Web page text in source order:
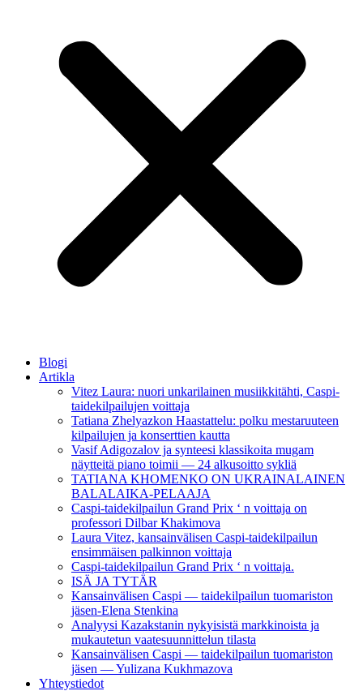
Blogi
Artikla
Vitez Laura: nuori unkarilainen musiikkitähti, Caspi-
taidekilpailujen voittaja
Tatiana Zhelyazkon Haastattelu: polku mestaruuteen
kilpailujen ja konserttien kautta
Vasif Adigozalov ja synteesi klassikoita mugam
näytteitä piano toimii — 24 alkusoitto sykliä
TATIANA KHOMENKO ON UKRAINALAINEN
BALALAIKA-PELAAJA
Caspi-taidekilpailun Grand Prix ‘ n voittaja on
professori Dilbar Khakimova
Laura Vitez, kansainvälisen Caspi-taidekilpailun
ensimmäisen palkinnon voittaja
Caspi-taidekilpailun Grand Prix ‘ n voittaja.
ISÄ JA TYTÄR
Kansainvälisen Caspi — taidekilpailun tuomariston
jäsen-Elena Stenkina
Analyysi Kazakstanin nykyisistä markkinoista ja
mukautetun vaatesuunnittelun tilasta
Kansainvälisen Caspi — taidekilpailun tuomariston
jäsen — Yulizana Kukhmazova
Yhteystiedot